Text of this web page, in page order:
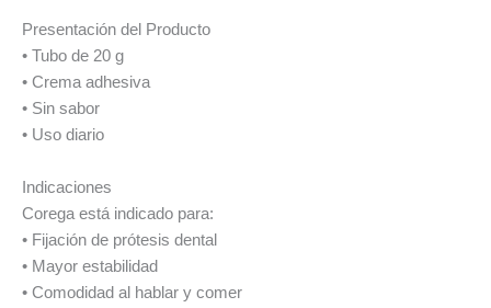
Presentación del Producto
• Tubo de 20 g
• Crema adhesiva
• Sin sabor
• Uso diario
Indicaciones
Corega está indicado para:
• Fijación de prótesis dental
• Mayor estabilidad
• Comodidad al hablar y comer